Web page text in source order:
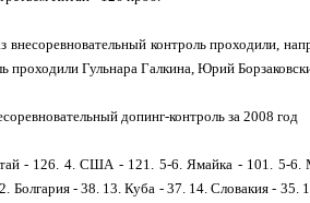
внесоревновательный контроль проходили,
проходили Гульнара Галкина, Юрий
допинг-контроль за 2008 год
- 126. 4. США - 121. 5-6. Ямайка - 101. 5-
Болгария - 38. 13. Куба - 37. 14. Словакия -